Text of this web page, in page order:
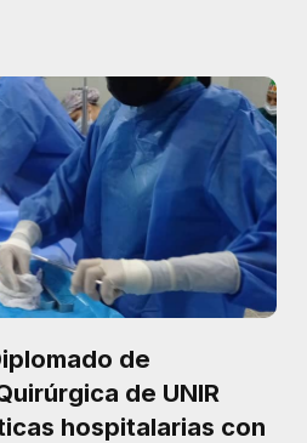
de
de UNIR
hospitalarias con